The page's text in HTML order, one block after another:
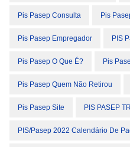
Pis Pasep Consulta Pis
Pis Pasep Empregador PIS
Pis Pasep O Que É? Pis
Pis Pasep Quem Não Retirou
Pis Pasep Site PIS PASEP
PIS/Pasep 2022 Calendário De